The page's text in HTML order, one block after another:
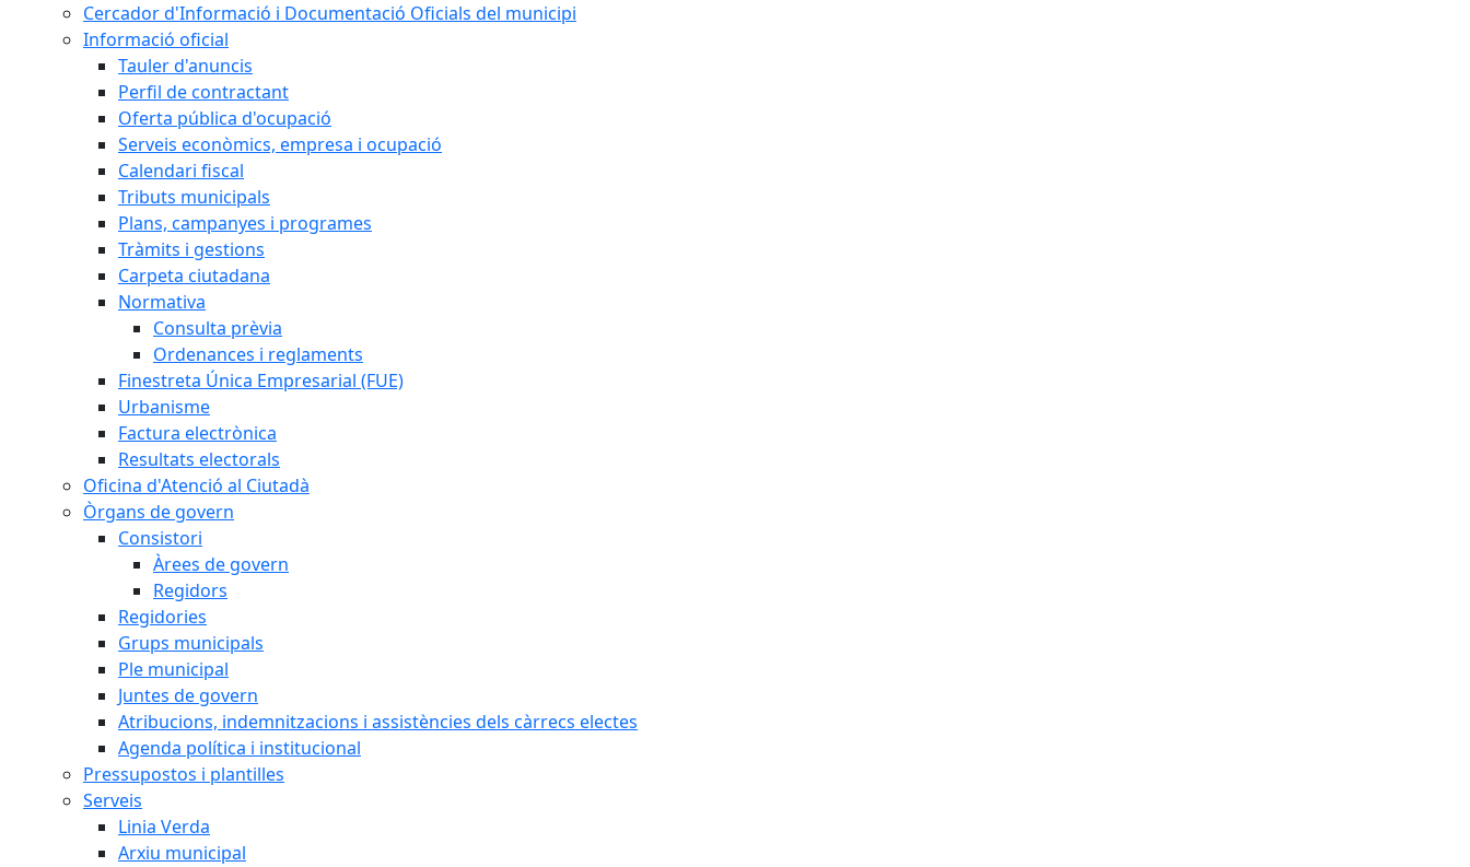
Cercador d'Informació i Documentació Oficials del municipi
Informació oficial
Tauler d'anuncis
Perfil de contractant
Oferta pública d'ocupació
Serveis econòmics, empresa i ocupació
Calendari fiscal
Tributs municipals
Plans, campanyes i programes
Tràmits i gestions
Carpeta ciutadana
Normativa
Consulta prèvia
Ordenances i reglaments
Finestreta Única Empresarial (FUE)
Urbanisme
Factura electrònica
Resultats electorals
Oficina d'Atenció al Ciutadà
Òrgans de govern
Consistori
Àrees de govern
Regidors
Regidories
Grups municipals
Ple municipal
Juntes de govern
Atribucions, indemnitzacions i assistències dels càrrecs electes
Agenda política i institucional
Pressupostos i plantilles
Serveis
Linia Verda
Arxiu municipal